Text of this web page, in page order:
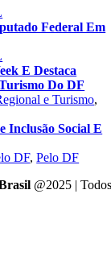
Federal Em
E Destaca
Do DF
e Turismo,
Inclusão Social E
DF,Pelo DF
@2025 | Todos